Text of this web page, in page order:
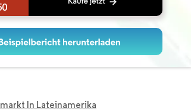
In Lateinamerika